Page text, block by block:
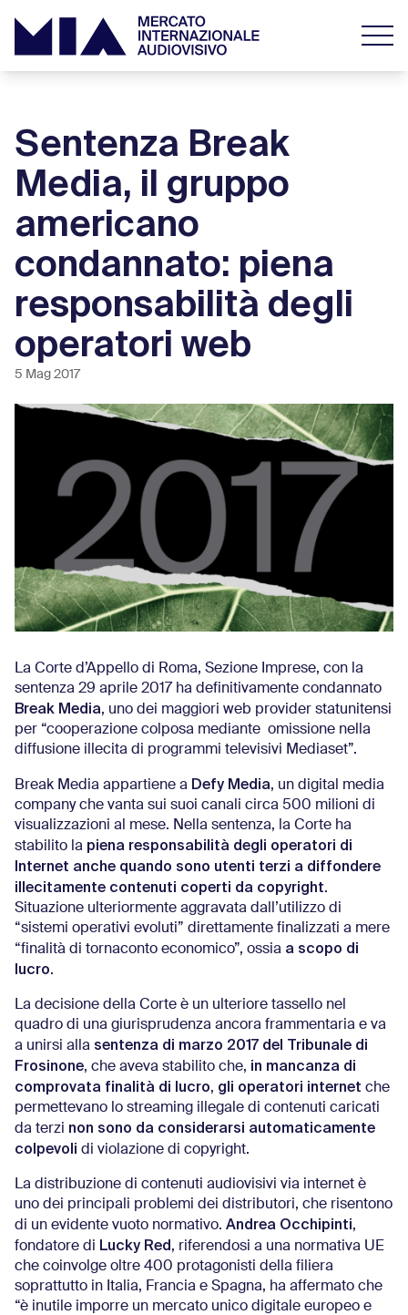
Sentenza Break
Media, il gruppo
americano
condannato: piena
responsabilità degli
operatori web
5 Mag 2017
La Corte d’Appello di Roma, Sezione Imprese, con la
sentenza 29 aprile 2017 ha definitivamente condannato
Break Media, uno dei maggiori web provider statunitensi
per “cooperazione colposa mediante omissione nella
diffusione illecita di programmi televisivi Mediaset”.
Break Media appartiene a Defy Media, un digital media
company che vanta sui suoi canali circa 500 milioni di
visualizzazioni al mese. Nella sentenza, la Corte ha
stabilito la piena responsabilità degli operatori di
Internet anche quando sono utenti terzi a diffondere
illecitamente contenuti coperti da copyright.
Situazione ulteriormente aggravata dall’utilizzo di
“sistemi operativi evoluti” direttamente finalizzati a mere
“finalità di tornaconto economico”, ossia a scopo di
lucro.
La decisione della Corte è un ulteriore tassello nel
quadro di una giurisprudenza ancora frammentaria e va
a unirsi alla sentenza di marzo 2017 del Tribunale di
Frosinone, che aveva stabilito che, in mancanza di
comprovata finalità di lucro, gli operatori internet che
permettevano lo streaming illegale di contenuti caricati
da terzi non sono da considerarsi automaticamente
colpevoli di violazione di copyright.
La distribuzione di contenuti audiovisivi via internet è
uno dei principali problemi dei distributori, che risentono
di un evidente vuoto normativo. Andrea Occhipinti,
fondatore di Lucky Red, riferendosi a una normativa UE
che coinvolge oltre 400 protagonisti della filiera
soprattutto in Italia, Francia e Spagna, ha affermato che
“è inutile imporre un mercato unico digitale europeo e